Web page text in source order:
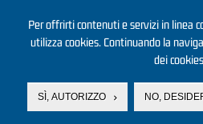
Per offrirti contenuti e servizi in linea
utilizza cookies. Continuando la
dei
SÌ, AUTORIZZO NO,